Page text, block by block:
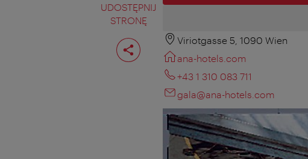
UDOSTĘPNIJ
STRONĘ
Podziel
stronę
Viriotgasse 5, 1090 Wien
ana-hotels.com
+43 1 310 083 711
gala@ana-hotels.com